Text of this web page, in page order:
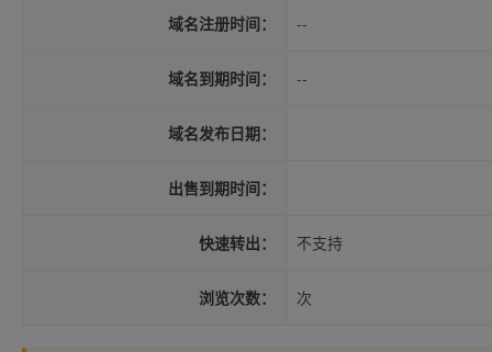
域名注册时间： --
域名到期时间： --
域名发布日期：
出售到期时间：
快速转出： 不支持
浏览次数： 次